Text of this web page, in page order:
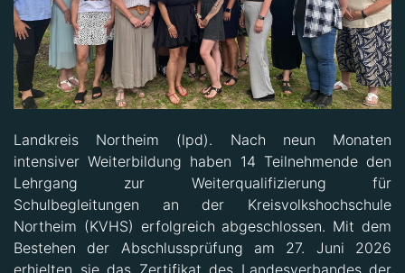
Landkreis Northeim (lpd). Nach neun Monaten
intensiver Weiterbildung haben 14 Teilnehmende den
Lehrgang zur Weiterqualifizierung für
Schulbegleitungen an der Kreisvolkshochschule
Northeim (KVHS) erfolgreich abgeschlossen. Mit dem
Bestehen der Abschlussprüfung am 27. Juni 2026
erhielten sie das Zertifikat des Landesverbandes der